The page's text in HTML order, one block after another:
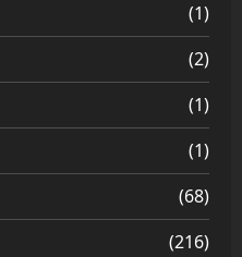
(1)
(2)
(1)
(1)
(68)
(216)